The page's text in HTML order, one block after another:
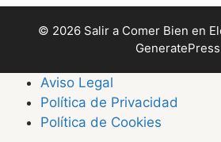
© 2026 Salir a Comer Bien en
GeneratePress
Aviso Legal
Política de Privacidad
Política de Cookies